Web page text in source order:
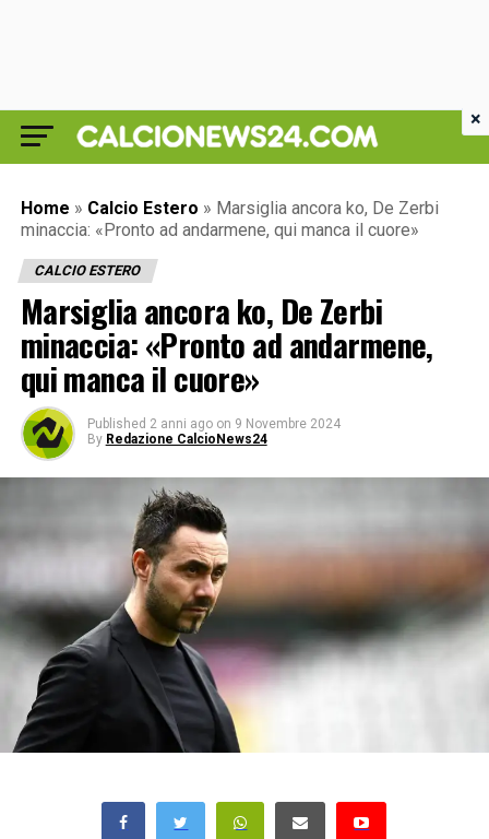
Home » Calcio Estero » Marsiglia ancora ko, De Zerbi
minaccia: «Pronto ad andarmene, qui manca il cuore»
CALCIO ESTERO
Marsiglia ancora ko, De Zerbi
minaccia: «Pronto ad andarmene,
qui manca il cuore»
Published 2 anni ago on 9 Novembre 2024
By Redazione CalcioNews24
×